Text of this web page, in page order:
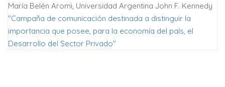
María Belén Aromi, Universidad Argentina John F. Kennedy
"Campaña de comunicación destinada a distinguir la
importancia que posee, para la economía del país, el
Desarrollo del Sector Privado"